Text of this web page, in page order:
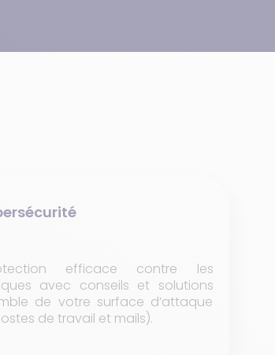
efficace contre les
avec conseils et solutions
de votre surface d’attaque
de travail et mails).